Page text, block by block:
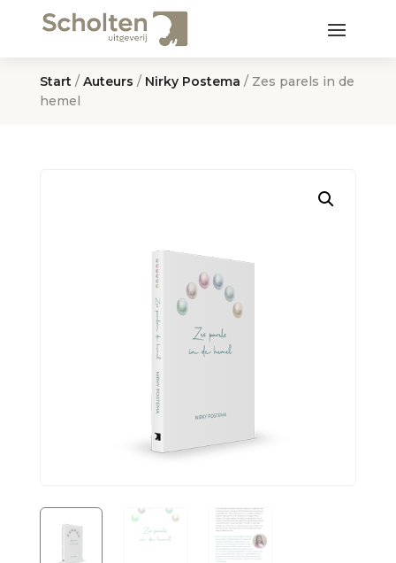
Start / Auteurs / Nirky Postema / Zes parels in de
hemel